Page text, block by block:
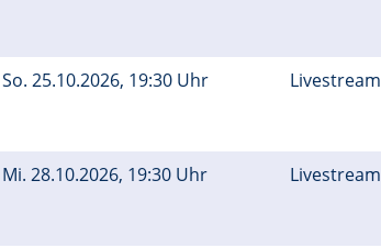
So. 25.10.2026, 19:30 Uhr Livestream
Mi. 28.10.2026, 19:30 Uhr Livestream